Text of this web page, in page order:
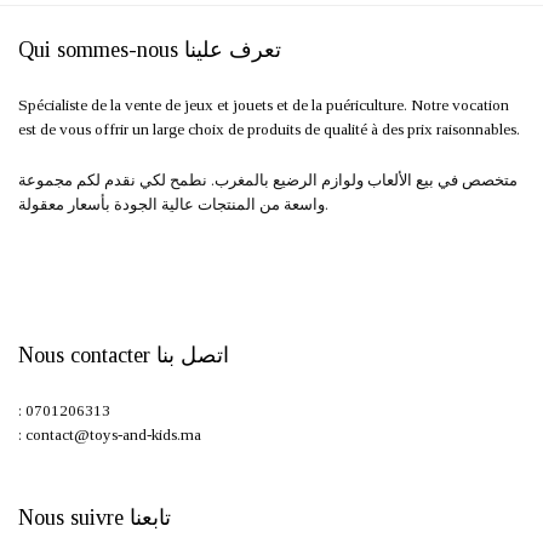
Qui sommes-nous تعرف علينا
Spécialiste de la vente de jeux et jouets et de la puériculture. Notre vocation
est de vous offrir un large choix de produits de qualité à des prix raisonnables.
متخصص في بيع الألعاب ولوازم الرضيع بالمغرب. نطمح لكي نقدم لكم مجموعة
واسعة من المنتجات عالية الجودة بأسعار معقولة.
Nous contacter اتصل بنا
: 0701206313
: contact@toys-and-kids.ma
Nous suivre تابعنا